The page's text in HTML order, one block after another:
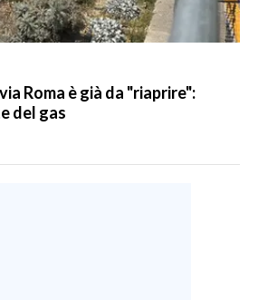
Roma è già da "riaprire":
del gas